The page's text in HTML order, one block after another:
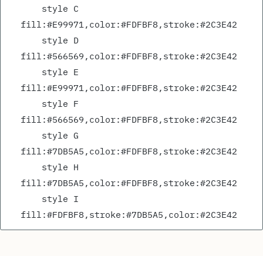
fill:#E99971,color:#FDFBF8,stroke:#2C3E42
fill:#566569,color:#FDFBF8,stroke:#2C3E42
fill:#E99971,color:#FDFBF8,stroke:#2C3E42
fill:#566569,color:#FDFBF8,stroke:#2C3E42
fill:#7DB5A5,color:#FDFBF8,stroke:#2C3E42
fill:#7DB5A5,color:#FDFBF8,stroke:#2C3E42
fill:#FDFBF8,stroke:#7DB5A5,color:#2C3E42